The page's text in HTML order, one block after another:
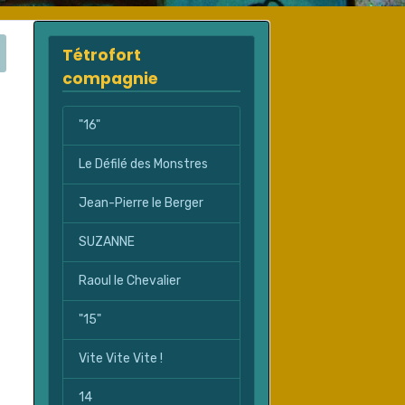
Tétrofort
compagnie
"16"
Le Défilé des Monstres
Jean-Pierre le Berger
SUZANNE
Raoul le Chevalier
"15"
Vite Vite Vite !
14